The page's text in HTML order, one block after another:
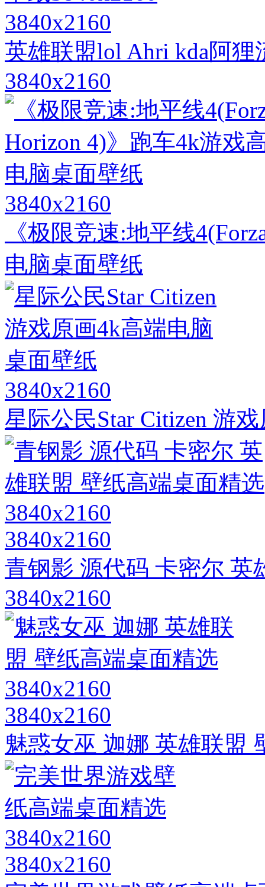
3840x2160
英雄联盟lol Ahri kda阿
3840x2160
3840x2160
《极限竞速:地平线
电脑桌面壁纸
3840x2160
星际公民Star Citizen 游
3840x2160
青钢影 源代码 卡密尔 英
3840x2160
3840x2160
魅惑女巫 迦娜 英雄联盟
3840x2160